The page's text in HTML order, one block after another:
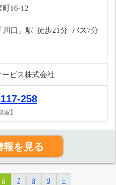
16-12
川口」駅 徒歩21分 バス7分
ビス株式会社
258
室】
報を見る
6 7 8 9 >